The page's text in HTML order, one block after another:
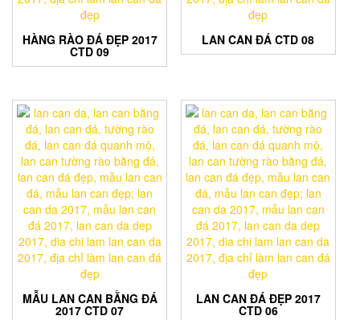
HÀNG RÀO ĐÁ ĐẸP 2017
CTD 09
LAN CAN ĐÁ CTD 08
MẪU LAN CAN BẰNG ĐÁ
2017 CTD 07
LAN CAN ĐÁ ĐẸP 2017
CTD 06